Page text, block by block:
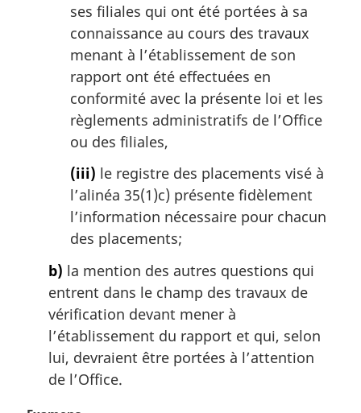
ses filiales qui ont été portées à sa
connaissance au cours des travaux
menant à l’établissement de son
rapport ont été effectuées en
conformité avec la présente loi et les
règlements administratifs de l’Office
ou des filiales,
(iii) le registre des placements visé à
l’alinéa 35(1)c) présente fidèlement
l’information nécessaire pour chacun
des placements;
b) la mention des autres questions qui
entrent dans le champ des travaux de
vérification devant mener à
l’établissement du rapport et qui, selon
lui, devraient être portées à l’attention
de l’Office.